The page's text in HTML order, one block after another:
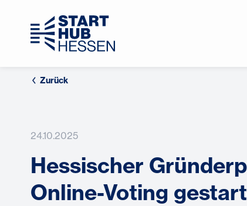
Zurück
24.10.2025
Hessischer
Online-Voting